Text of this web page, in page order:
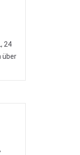
24
über